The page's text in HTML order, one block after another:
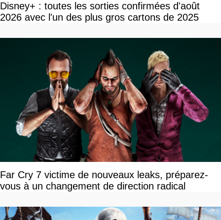
Disney+ : toutes les sorties confirmées d'août
2026 avec l'un des plus gros cartons de 2025
Far Cry 7 victime de nouveaux leaks, préparez-
vous à un changement de direction radical